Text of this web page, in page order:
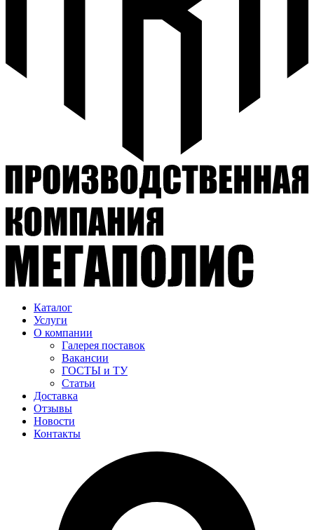
Каталог
Услуги
О компании
Галерея поставок
Вакансии
ГОСТЫ и ТУ
Статьи
Доставка
Отзывы
Новости
Контакты